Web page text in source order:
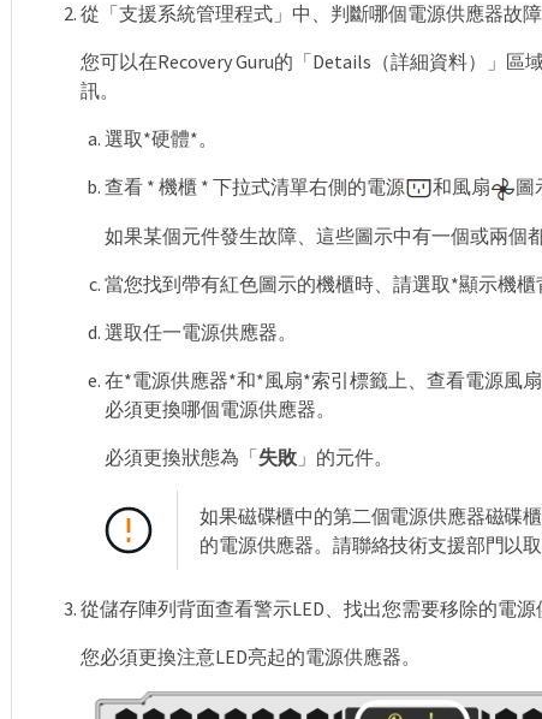
從「支援系統管理程式」中、判斷哪個電源供應器故
您可以在Recovery Guru的「Details（詳細資料）」
訊。
選取*硬體*。
查看 * 機櫃 * 下拉式清單右側的電源
和風扇 圖
如果某個元件發生故障、這些圖示中有一個或兩個
當您找到帶有紅色圖示的機櫃時、請選取*顯示機櫃
選取任一電源供應器。
在*電源供應器*和*風扇*索引標籤上、查看電源風
必須更換哪個電源供應器。
必須更換狀態為「失敗」的元件。
如果磁碟櫃中的第二個電源供應器磁碟
的電源供應器。請聯絡技術支援部門以取
從儲存陣列背面查看警示LED、找出您需要移除的電源
您必須更換注意LED亮起的電源供應器。